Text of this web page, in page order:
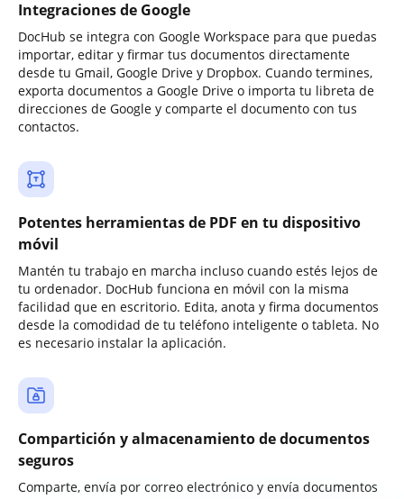
Integraciones de Google
DocHub se integra con Google Workspace para que puedas
importar, editar y firmar tus documentos directamente
desde tu Gmail, Google Drive y Dropbox. Cuando termines,
exporta documentos a Google Drive o importa tu libreta de
direcciones de Google y comparte el documento con tus
contactos.
Potentes herramientas de PDF en tu dispositivo
móvil
Mantén tu trabajo en marcha incluso cuando estés lejos de
tu ordenador. DocHub funciona en móvil con la misma
facilidad que en escritorio. Edita, anota y firma documentos
desde la comodidad de tu teléfono inteligente o tableta. No
es necesario instalar la aplicación.
Compartición y almacenamiento de documentos
seguros
Comparte, envía por correo electrónico y envía documentos